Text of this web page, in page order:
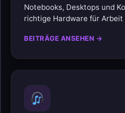
Notebooks, Desktops und
richtige Hardware für Arbeit
BEITRÄGE ANSEHEN →